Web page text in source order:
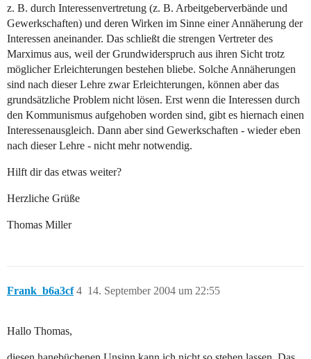
z. B. durch Interessenvertretung (z. B. Arbeitgeberverbände und
Gewerkschaften) und deren Wirken im Sinne einer Annäherung der
Interessen aneinander. Das schließt die strengen Vertreter des
Marximus aus, weil der Grundwiderspruch aus ihren Sicht trotz
möglicher Erleichterungen bestehen bliebe. Solche Annäherungen
sind nach dieser Lehre zwar Erleichterungen, können aber das
grundsätzliche Problem nicht lösen. Erst wenn die Interessen durch
den Kommunismus aufgehoben worden sind, gibt es hiernach einen
Interessenausgleich. Dann aber sind Gewerkschaften - wieder eben
nach dieser Lehre - nicht mehr notwendig.
Hilft dir das etwas weiter?
Herzliche Grüße
Thomas Miller
Frank_b6a3cf 14. September 2004 um 22:55
4
Hallo Thomas,